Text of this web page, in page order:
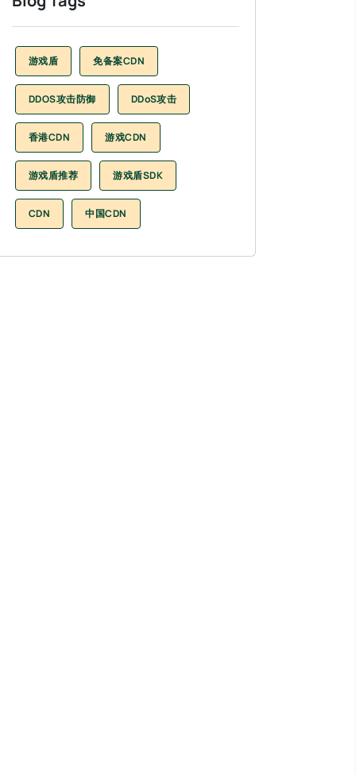
游戏盾 免备案CDN
DDOS攻击防御 DDoS攻击
香港CDN 游戏CDN
游戏盾推荐 游戏盾SDK
CDN 中国CDN